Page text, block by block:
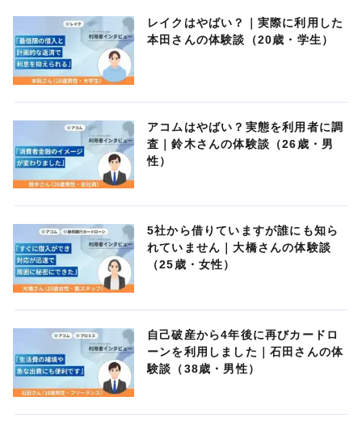
レイクはやばい？｜実際に利用した
本田さんの体験談（20歳・学生）
アコムはやばい？実態を利用者に調
査｜鈴木さんの体験談（26歳・男
性）
5社から借りていますが誰にも知ら
れていません｜大橋さんの体験談
（25歳・女性）
自己破産から4年後に再びカードロ
ーンを利用しました｜石田さんの体
験談（38歳・男性）